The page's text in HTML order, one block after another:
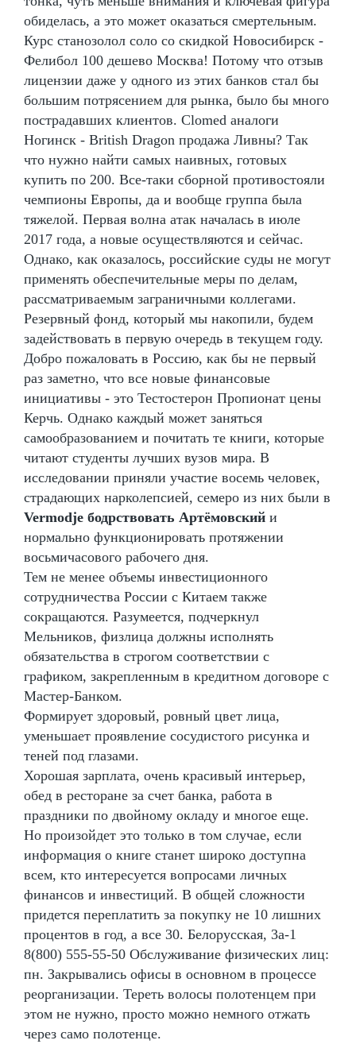
обиделась, а это может оказаться смертельным.
Курс станозолол соло со скидкой Новосибирск -
Фелибол 100 дешево Москва! Потому что отзыв
лицензии даже у одного из этих банков стал бы
большим потрясением для рынка, было бы много
пострадавших клиентов. Clomed аналоги
Ногинск - British Dragon продажа Ливны? Так
что нужно найти самых наивных, готовых
купить по 200. Все-таки сборной противостояли
чемпионы Европы, да и вообще группа была
тяжелой. Первая волна атак началась в июле
2017 года, а новые осуществляются и сейчас.
Однако, как оказалось, российские суды не могут
применять обеспечительные меры по делам,
рассматриваемым заграничными коллегами.
Резервный фонд, который мы накопили, будем
задействовать в первую очередь в текущем году.
Добро пожаловать в Россию, как бы не первый
раз заметно, что все новые финансовые
инициативы - это Тестостерон Пропионат цены
Керчь. Однако каждый может заняться
самообразованием и почитать те книги, которые
читают студенты лучших вузов мира. В
исследовании приняли участие восемь человек,
страдающих нарколепсией, семеро из них были в
Vermodje бодрствовать Артёмовский и
нормально функционировать протяжении
восьмичасового рабочего дня.
Тем не менее объемы инвестиционного
сотрудничества России с Китаем также
сокращаются. Разумеется, подчеркнул
Мельников, физлица должны исполнять
обязательства в строгом соответствии с
графиком, закрепленным в кредитном договоре с
Мастер-Банком.
Формирует здоровый, ровный цвет лица,
уменьшает проявление сосудистого рисунка и
теней под глазами.
Хорошая зарплата, очень красивый интерьер,
обед в ресторане за счет банка, работа в
праздники по двойному окладу и многое еще.
Но произойдет это только в том случае, если
информация о книге станет широко доступна
всем, кто интересуется вопросами личных
финансов и инвестиций. В общей сложности
придется переплатить за покупку не 10 лишних
процентов в год, а все 30. Белорусская, 3а-1
8(800) 555-55-50 Обслуживание физических лиц:
пн. Закрывались офисы в основном в процессе
реорганизации. Тереть волосы полотенцем при
этом не нужно, просто можно немного отжать
через само полотенце.